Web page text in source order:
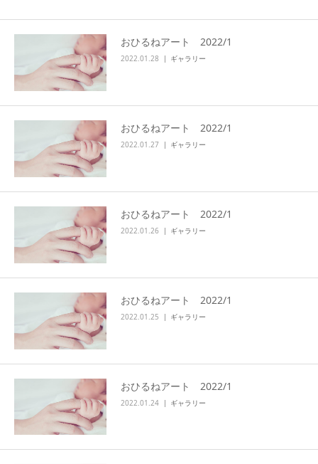
おひるねアート 2022/1
2022.01.28 ギャラリー
おひるねアート 2022/1
2022.01.27 ギャラリー
おひるねアート 2022/1
2022.01.26 ギャラリー
おひるねアート 2022/1
2022.01.25 ギャラリー
おひるねアート 2022/1
2022.01.24 ギャラリー
アクセス